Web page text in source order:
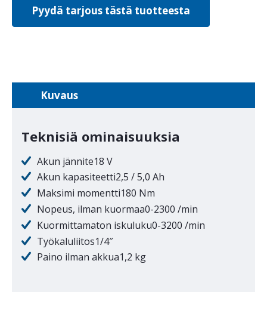
Pyydä tarjous tästä tuotteesta
Kuvaus
Teknisiä ominaisuuksia
Akun jännite18 V
Akun kapasiteetti2,5 / 5,0 Ah
Maksimi momentti180 Nm
Nopeus, ilman kuormaa0-2300 /min
Kuormittamaton iskuluku0-3200 /min
Työkaluliitos1/4″
Paino ilman akkua1,2 kg